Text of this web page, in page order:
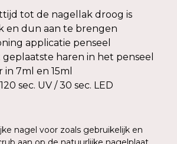
tot de nagellak droog is
en dun aan te brengen
applicatie penseel
haren in het penseel
7ml en 15ml
sec. UV / 30 sec. LED
nagel voor zoals gebruikelijk en